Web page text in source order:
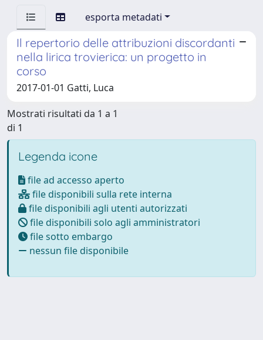
esporta metadati
Il repertorio delle attribuzioni discordanti
nella lirica trovierica: un progetto in
corso
2017-01-01 Gatti, Luca
Mostrati risultati da 1 a 1
di 1
Legenda icone
file ad accesso aperto
file disponibili sulla rete interna
file disponibili agli utenti autorizzati
file disponibili solo agli amministratori
file sotto embargo
nessun file disponibile